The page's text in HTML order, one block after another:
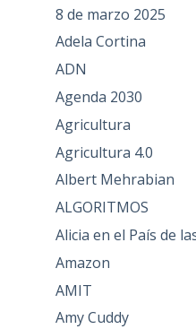
8 de marzo 2025
Adela Cortina
ADN
Agenda 2030
Agricultura
Agricultura 4.0
Albert Mehrabian
ALGORITMOS
Alicia en el País de
Amazon
AMIT
Amy Cuddy